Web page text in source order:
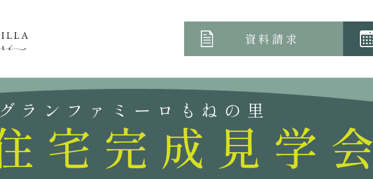
資料請求
ランファミーロもねの里
宅完成見学会